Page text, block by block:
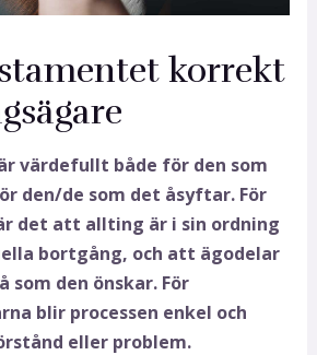
korrekt
värdefullt både för den som
den/de som det åsyftar. För
det att allting är i sin ordning
bortgång, och att ägodelar
som den önskar. För
blir processen enkel och
eller problem.